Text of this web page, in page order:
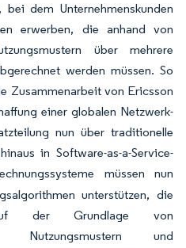
dem Unternehmenskunden
erwerben, die anhand von
über mehrere
werden müssen. So
Zusammenarbeit von Ericsson
einer globalen Netzwerk-
nun über traditionelle
in Software-as-a-Service-
müssen nun
unterstützen, die
der Grundlage von
Nutzungsmustern und